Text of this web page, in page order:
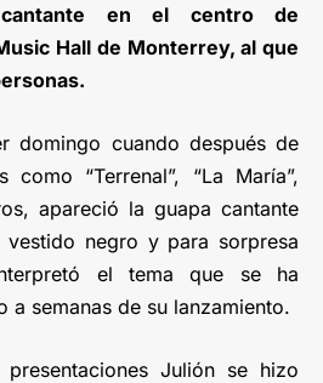
cantante en el centro de
Hall de Monterrey, al que
domingo cuando después de
como “Terrenal”, “La María”,
apareció la guapa cantante
vestido negro y para sorpresa
el tema que se ha
a semanas de su lanzamiento.
Julión se hizo